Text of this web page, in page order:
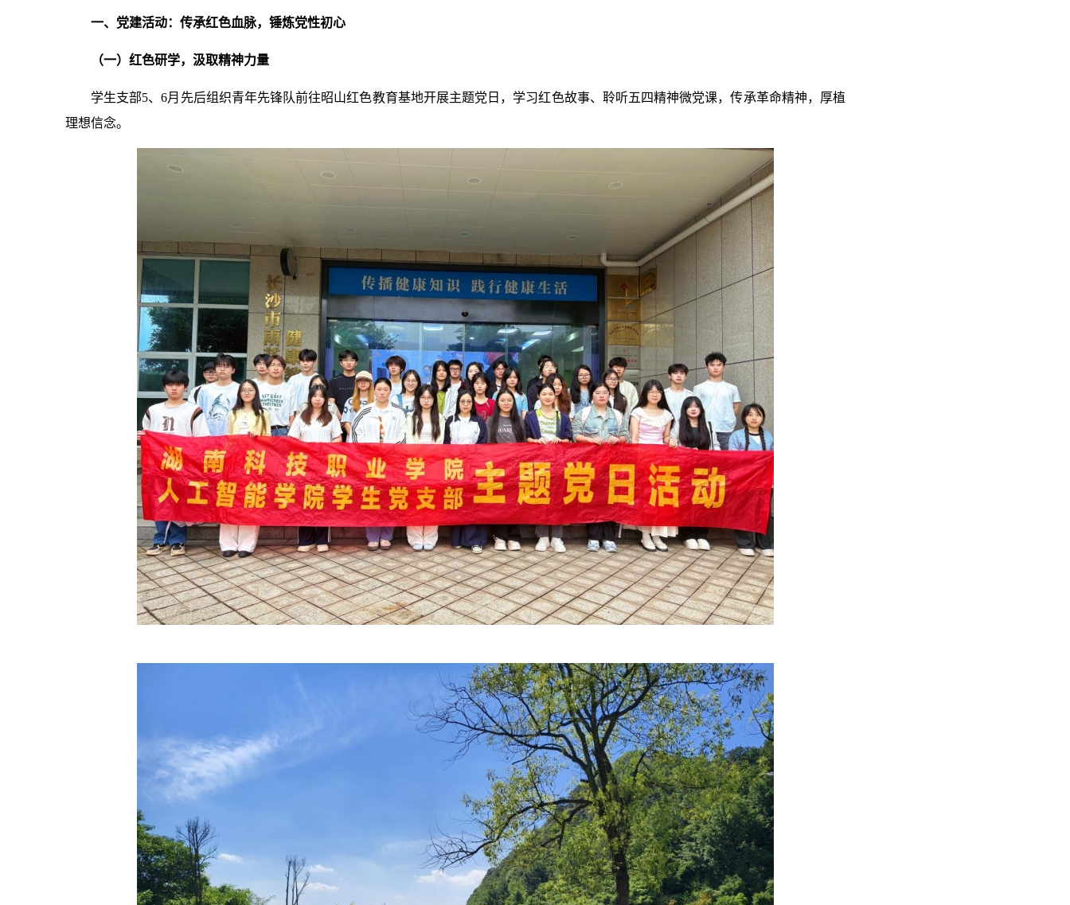
一、党建活动：传承红色血脉，锤炼党性初心
（一）红色研学，汲取精神力量
学生支部5、6月先后组织青年先锋队前往昭山红色教育基地开展主题党日，学习红色故事、聆听五四精神微党课，传承革命精神，厚植
理想信念。